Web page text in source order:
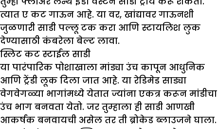
त्यात ए कट गाऊन आहे. या वर, खांद्यावर गाऊनशी
जुळणारी साडी पल्लू टक करा आणि स्टायलिश लुक
देण्यासाठी कंबरेला बेल्ट लावा.
स्लिट कट स्टाईल साडी
या पारंपारिक पोशाखाला मांड्या उंच कापून आधुनिक
आणि ट्रेंडी लूक दिला जात आहे. या रेडिमेड साड्या
वेगवेगळ्या भागांमध्ये येतात ज्यांना एकत्र करून मांडीचा
उंच भाग बनवता येतो. जर तुम्हाला ही साडी आणखी
आकर्षक बनवायची असेल तर ती ब्रोकेड ब्लाउजने घाला.